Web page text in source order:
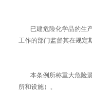
已建危险化学品的生产
工作的部门监督其在规定
本条例所称重大危险源
所和设施）。